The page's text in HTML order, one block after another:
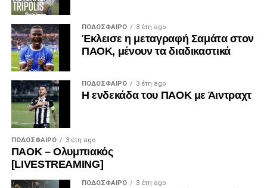
ΠΟΔΌΣΦΑΙΡΟ 3 έτη ago
Έκλεισε η μεταγραφή Σαμάτα στον
ΠΑΟΚ, μένουν τα διαδικαστικά
ΠΟΔΌΣΦΑΙΡΟ 3 έτη ago
Η ενδεκάδα του ΠΑΟΚ με Άιντραχτ
ΠΟΔΌΣΦΑΙΡΟ 3 έτη ago
ΠΑΟΚ – Ολυμπιακός
[LIVESTREAMING]
ΠΟΔΌΣΦΑΙΡΟ 3 έτη ago